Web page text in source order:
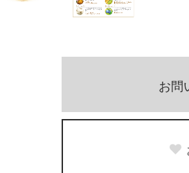
お問